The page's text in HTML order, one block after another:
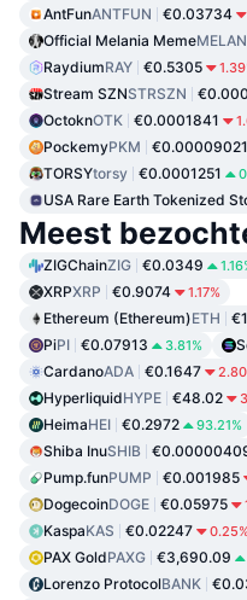
AntFunANTFUN €0.03734
Official Melania Meme
RaydiumRAY €0.5305
Stream SZNSTRSZN
OctoknOTK €0.0001841
PockemyPKM €0.00009021
TORSYtorsy €0.0001251
USA Rare Earth Tokenized
Meest
ZIGChainZIG €0.0349
XRPXRP €0.9074 1.17%
Ethereum (Ethereum)ETH
PiPI €0.07913 3.81%
CardanoADA €0.1647
HyperliquidHYPE €48.02
HeimaHEI €0.2972 93.21%
Shiba InuSHIB
Pump.funPUMP €0.001985
DogecoinDOGE €0.05975
KaspaKAS €0.02247
PAX GoldPAXG €3,690.09
Lorenzo ProtocolBANK